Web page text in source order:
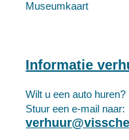
Informatie
Wilt u een auto huren?
Stuur een e-mail naar: